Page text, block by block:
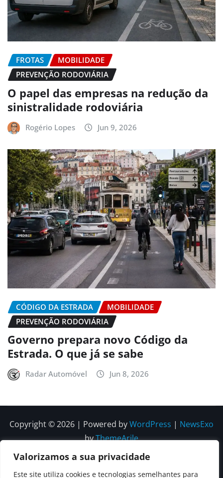
Valorizamos a sua privacidade
Este site utiliza cookies e tecnologias semelhantes para
FROTAS
MOBILIDADE
PREVENÇÃO RODOVIÁRIA
O papel das empresas na redução da
sinistralidade rodoviária
Rogério Lopes Jun 9, 2026
CÓDIGO DA ESTRADA
MOBILIDADE
PREVENÇÃO RODOVIÁRIA
Governo prepara novo Código da
Estrada. O que já se sabe
Radar Automóvel Jun 8, 2026
Copyright © 2026 | Powered byWordPress | NewsExo
byThemeArile
Política de